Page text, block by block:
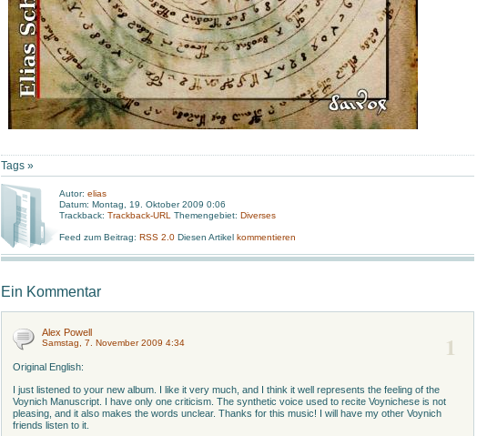
Tags »
Autor: elias
Datum: Montag, 19. Oktober 2009 0:06
Trackback: Trackback-URL Themengebiet: Diverses
Feed zum Beitrag: RSS 2.0 Diesen Artikel kommentieren
Ein Kommentar
Alex Powell
Samstag, 7. November 2009 4:34 1
Original English:
I just listened to your new album. I like it very much, and I think it well represents the feeling of the
Voynich Manuscript. I have only one criticism. The synthetic voice used to recite Voynichese is not
pleasing, and it also makes the words unclear. Thanks for this music! I will have my other Voynich
friends listen to it.